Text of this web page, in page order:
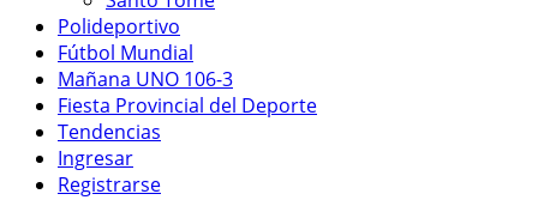
Polideportivo
Fútbol Mundial
Mañana UNO 106-3
Fiesta Provincial del Deporte
Tendencias
Ingresar
Registrarse